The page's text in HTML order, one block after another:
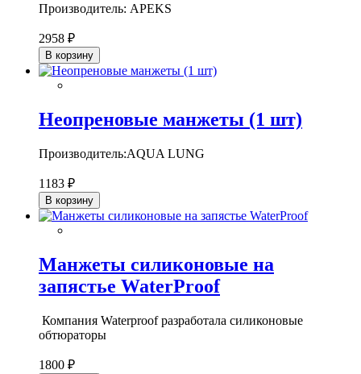
Производитель: APEKS
2958 ₽
В корзину
Неопреновые манжеты (1 шт)
Производитель:AQUA LUNG
1183 ₽
В корзину
Манжеты силиконовые на
запястье WaterProof
Компания Waterproof разработала силиконовые
обтюраторы
1800 ₽